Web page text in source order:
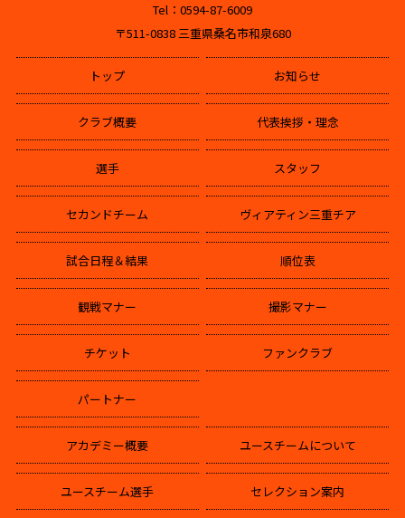
Tel：0594-87-6009
〒511-0838 三重県桑名市和泉680
トップ お知らせ
クラブ概要 代表挨拶・理念
選手 スタッフ
セカンドチーム ヴィアティン三重チア
試合日程＆結果 順位表
観戦マナー 撮影マナー
チケット ファンクラブ
パートナー
アカデミー概要 ユースチームについて
ユースチーム選手 セレクション案内